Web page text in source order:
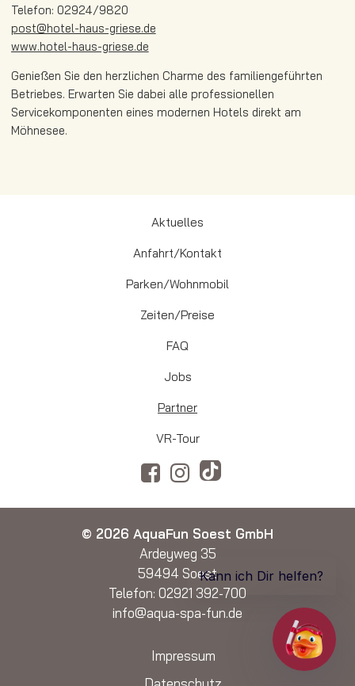
Telefon: 02924/9820
post@hotel-haus-griese.de
www.hotel-haus-griese.de
Genießen Sie den herzlichen Charme des familiengeführten
Betriebes. Erwarten Sie dabei alle professionellen
Servicekomponenten eines modernen Hotels direkt am
Möhnesee.
Aktuelles
Anfahrt/Kontakt
Parken/Wohnmobil
Zeiten/Preise
FAQ
Jobs
Partner
VR-Tour
© 2026 AquaFun Soest GmbH
Ardeyweg 35
59494 Soest
Telefon: 02921 392-700
info@aqua-spa-fun.de
Impressum